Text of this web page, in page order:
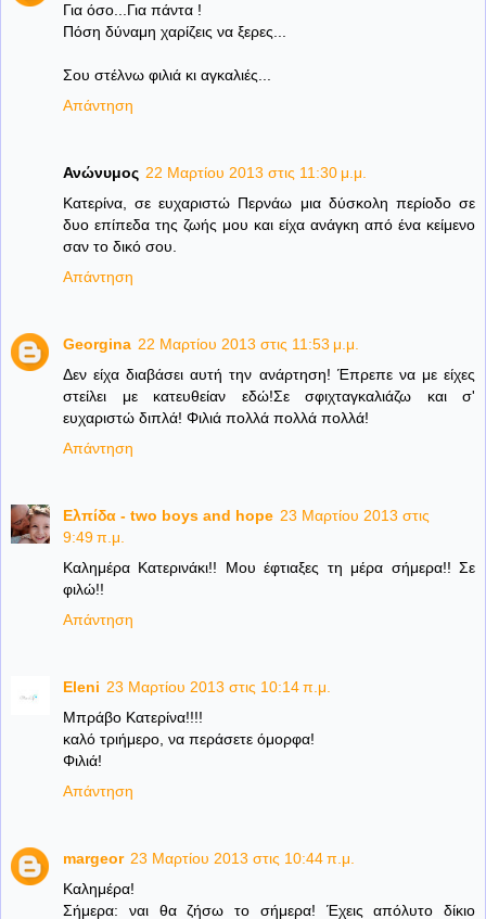
Για όσο...Για πάντα !
Πόση δύναμη χαρίζεις να ξερες...
Σου στέλνω φιλιά κι αγκαλιές...
Απάντηση
Ανώνυμος 22 Μαρτίου 2013 στις 11:30 μ.μ.
Κατερίνα, σε ευχαριστώ Περνάω μια δύσκολη περίοδο σε
δυο επίπεδα της ζωής μου και είχα ανάγκη από ένα κείμενο
σαν το δικό σου.
Απάντηση
Georgina 22 Μαρτίου 2013 στις 11:53 μ.μ.
Δεν είχα διαβάσει αυτή την ανάρτηση! Έπρεπε να με είχες
στείλει με κατευθείαν εδώ!Σε σφιχταγκαλιάζω και σ'
ευχαριστώ διπλά! Φιλιά πολλά πολλά πολλά!
Απάντηση
Ελπίδα - two boys and hope 23 Μαρτίου 2013 στις
9:49 π.μ.
Καλημέρα Κατερινάκι!! Μου έφτιαξες τη μέρα σήμερα!! Σε
φιλώ!!
Απάντηση
Eleni 23 Μαρτίου 2013 στις 10:14 π.μ.
Μπράβο Κατερίνα!!!!
καλό τριήμερο, να περάσετε όμορφα!
Φιλιά!
Απάντηση
margeor 23 Μαρτίου 2013 στις 10:44 π.μ.
Καλημέρα!
Σήμερα: ναι θα ζήσω το σήμερα! Έχεις απόλυτο δίκιο